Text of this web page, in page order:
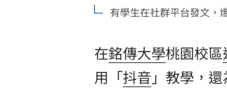
有學生在社群平台發文，
在銘傳大學桃園校區
用「抖音 」教學，